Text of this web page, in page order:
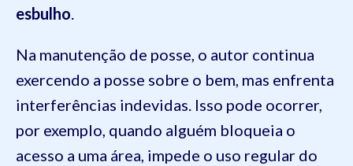
esbulho.
Na manutenção de posse, o autor continua
exercendo a posse sobre o bem, mas enfrenta
interferências indevidas. Isso pode ocorrer,
por exemplo, quando alguém bloqueia o
acesso a uma área, impede o uso regular do